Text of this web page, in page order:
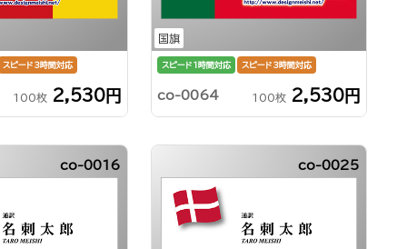
スピード3時間対応
100枚 2,530円
国旗
スピード1時間対応 スピード3時間対応
co-0064 100枚 2,530円
co-0016 co-0025